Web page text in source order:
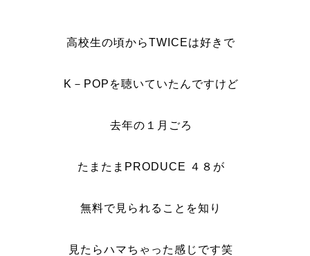
高校生の頃からTWICEは好きで
K－POPを聴いていたんですけど
去年の１月ごろ
たまたまPRODUCE ４８が
無料で見られることを知り
見たらハマちゃった感じです笑